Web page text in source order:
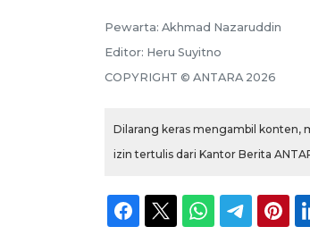
Pewarta: Akhmad Nazaruddin
Editor: Heru Suyitno
COPYRIGHT © ANTARA 2026
Dilarang keras mengambil konten,
izin tertulis dari Kantor Berita